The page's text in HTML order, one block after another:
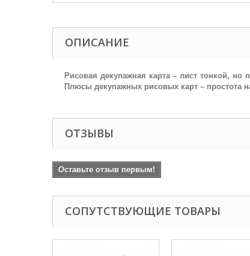
ОПИСАНИЕ
Рисовая декупажная карта – лист тонкой,
Плюсы декупажных рисовых карт – простота
ОТЗЫВЫ
Оставьте отзыв первым!
СОПУТСТВУЮЩИЕ ТОВАРЫ